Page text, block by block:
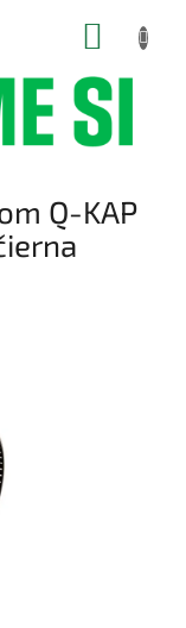
Q-KAP